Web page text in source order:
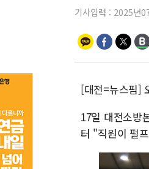
기사입력 : 2025년
[대전=뉴스핌]
17일 대전소방
터 "직원이 펄